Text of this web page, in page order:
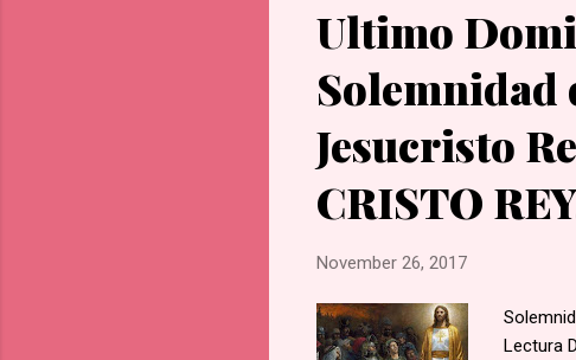
Ultimo
Solemnidad
Jesucristo
CRISTO
November 26, 2017
Lectura